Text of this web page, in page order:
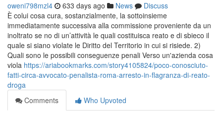
oweni798mzl4 633 days ago News
Discuss
È colui cosa cura, sostanzialmente, la sottoinsieme
immediatamente successiva alla commissione proveniente da un
inoltrato se no di un’attività le quali costituisca reato e di sbieco il
quale si siano violate le Diritto del Territorio in cui si risiede. 2)
Quali sono le possibili conseguenze penali Verso un'azienda cosa
viola https://ariabookmarks.com/story4105824/poco-conosciuto-
fatti-circa-avvocato-penalista-roma-arresto-in-flagranza-di-reato-
droga
Comments
Who Upvoted